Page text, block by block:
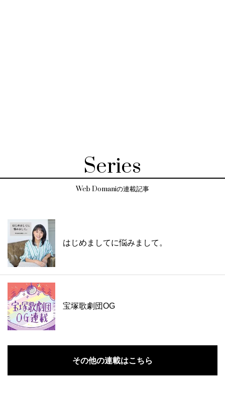
Series
Web Domaniの連載記事
はじめましてに悩みまして。
宝塚歌劇団OG
その他の連載はこちら